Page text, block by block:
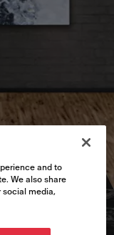
and to
We also share
social media,